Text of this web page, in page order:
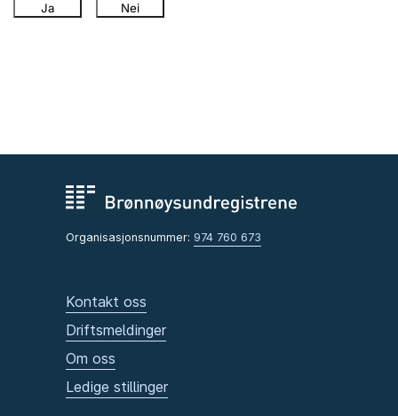
Ja Nei
Organisasjonsnummer: 974 760 673
Kontakt oss
Driftsmeldinger
Om oss
Ledige stillinger